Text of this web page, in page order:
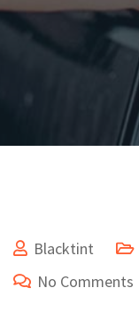
Blacktint
No Comments